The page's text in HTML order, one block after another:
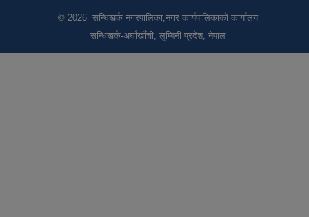
© 2026 सन्धिखर्क नगरपालिका,नगर कार्यपालिकाको कार्यालय
सन्धिखर्क-अर्घाखाँची, लुम्बिनी प्रदेश, नेपाल